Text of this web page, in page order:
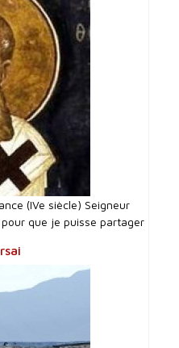
(IVe siècle) Seigneur
que je puisse partager